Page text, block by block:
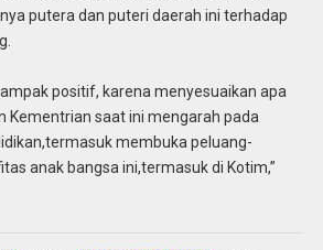
putera dan puteri daerah ini terhadap
positif, karena menyesuaikan apa
Kementrian saat ini mengarah pada
membuka peluang-
anak bangsa ini,termasuk di Kotim,”